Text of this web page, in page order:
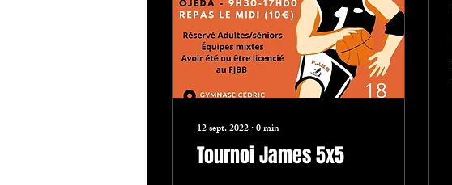
12 sept. 2022∙0min
Tournoi James 5x5